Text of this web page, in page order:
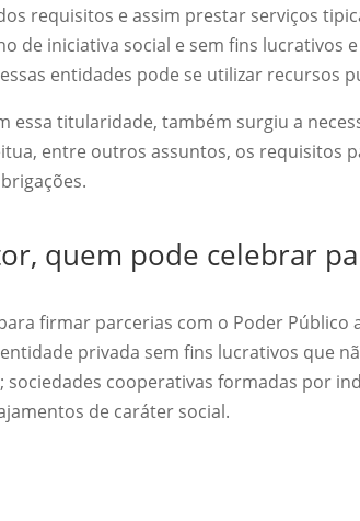
requisitos e assim prestar serviços
de iniciativa social e sem fins lucrativos
entidades pode se utilizar recursos
titularidade, também surgiu a
entre outros assuntos, os requisitos
quem pode celebrar
firmar parcerias com o Poder Público
privada sem fins lucrativos que
cooperativas formadas por
de caráter social.